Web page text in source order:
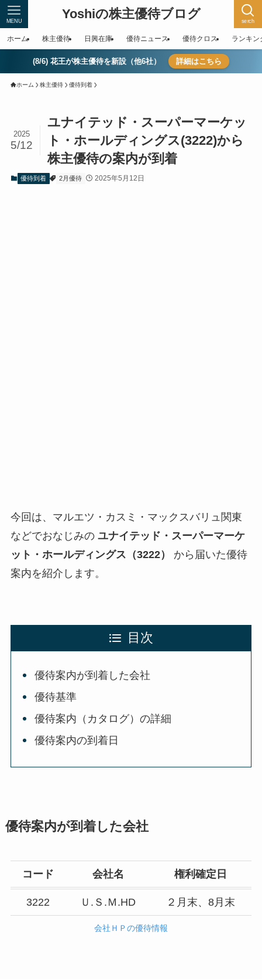
Yoshiの株主優待ブログ serch
MENU
ホーム 株主優待 日興在庫 優待ニュース 優待クロス ランキン
(8/6) 花王が株主優待を新設（他6社） 詳細はこちら
ホーム 株主優待 優待到着
ユナイテッド・スーパーマーケッ
ト・ホールディングス(3222)から
株主優待の案内が到着
2025
5/12
優待到着 2月優待 2025年5月12日
今回は、マルエツ・カスミ・マックスバリュ関東
などでおなじみの ユナイテッド・スーパーマーケ
ット・ホールディングス（3222）
から届いた優待
案内を紹介します。
目次
優待案内が到着した会社
優待基準
優待案内（カタログ）の詳細
優待案内の到着日
優待案内が到着した会社
コード 会社名 権利確定日
3222 Ｕ.Ｓ.Ｍ.HD ２月末、8月末
会社ＨＰの優待情報